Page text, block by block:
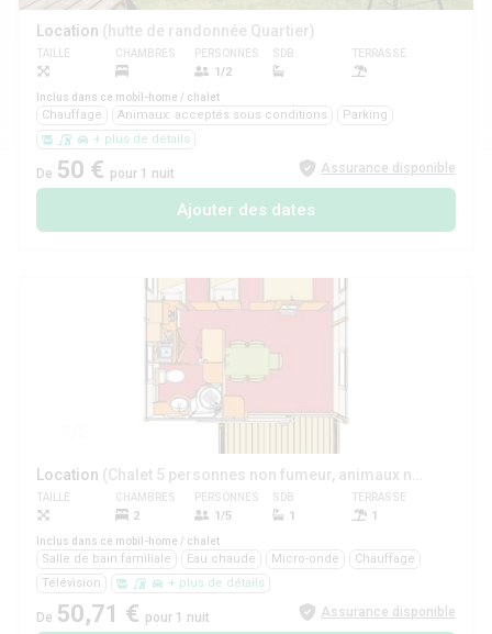
Location (hutte de randonnée Quartier)
TAILLE CHAMBRES PERSONNES
1/2
SDB TERRASSE
Inclus dans ce mobil-home / chalet
Chauffage Animaux: acceptés sous conditions
Parking
+ plus de détails
De 50 € pour 1 nuit Assurance disponible
Ajouter des dates
Location (Chalet 5 personnes non fumeur, animaux non admis)
TAILLE CHAMBRES
2
PERSONNES
1/5
SDB
1
TERRASSE
1
Inclus dans ce mobil-home / chalet
Salle de bain familiale Eau chaude Micro-onde
Chauffage
Télévision
+ plus de détails
De 50,71 € pour 1 nuit Assurance disponible